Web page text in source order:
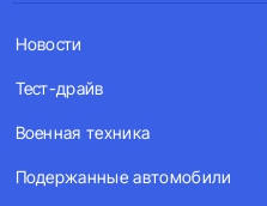
Новости
Тест-драйв
Военная техника
Подержанные автомобили